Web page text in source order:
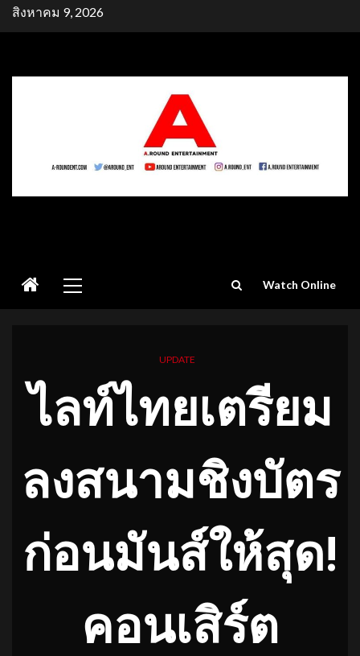
Skipสิงหาคม 9, 2026
Menu
Watch Online
UPDATE
ไลท์ไทยเตรียม
ลงสนามชิงบัตร
ก่อนมันส์ให้สุด!
คอนเสิร์ต